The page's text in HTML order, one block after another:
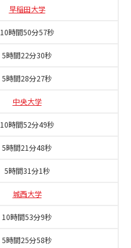
早稲田大学
10時間50分57秒
5時間22分30秒
5時間28分27秒
中央大学
10時間52分49秒
5時間21分48秒
5時間31分1秒
城西大学
10時間53分9秒
5時間25分58秒